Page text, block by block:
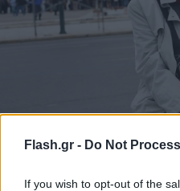
Flash.gr - Do Not
If you wish to opt-out of the
Συγκινεί η 80χρονη
της: «Κάθε Πρωτομαγιά
μπορούν»